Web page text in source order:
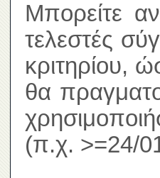
Μπορείτε
τελεστές
κριτηρίου,
θα
(π.χ. >=24/